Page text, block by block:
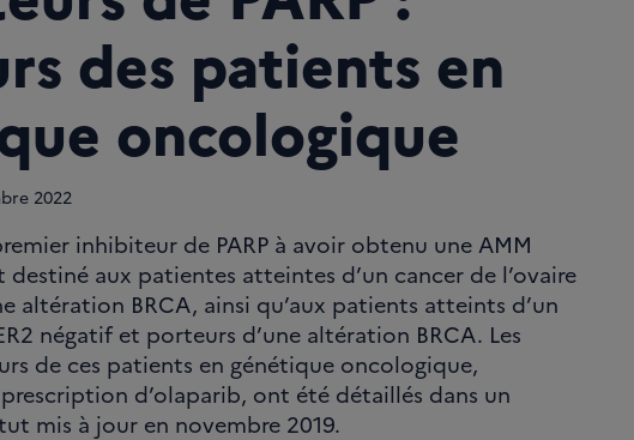
des patients en
oncologique
2022
inhibiteur de PARP à avoir obtenu une AMM
destiné aux patientes atteintes d’un cancer de l’ovaire
altération BRCA, ainsi qu’aux patients atteints d’un
négatif et porteurs d’une altération BRCA. Les
de ces patients en génétique oncologique,
d’olaparib, ont été détaillés dans un
mis à jour en novembre 2019.